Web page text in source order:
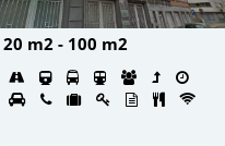
20 m2 - 100 m2